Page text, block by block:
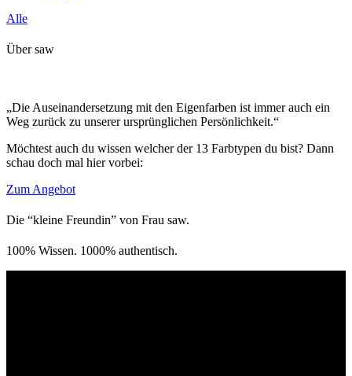
Alle
Über saw
„Die Auseinandersetzung mit den Eigenfarben ist immer auch ein
Weg zurück zu unserer ursprünglichen Persönlichkeit.“
Möchtest auch du wissen welcher der 13 Farbtypen du bist? Dann
schau doch mal hier vorbei:
Zum Angebot
Die “kleine Freundin” von Frau saw.
100% Wissen. 1000% authentisch.